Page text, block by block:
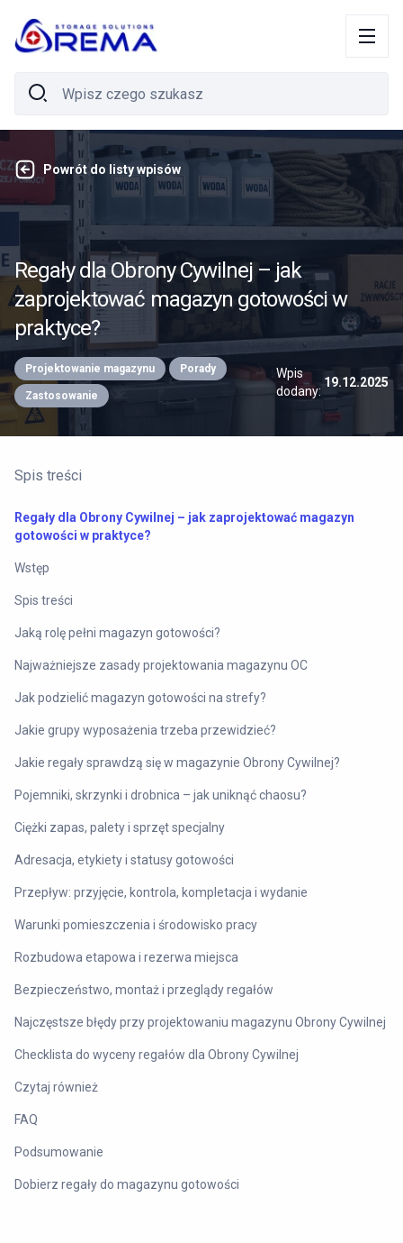
Powrót do listy wpisów
Regały dla Obrony Cywilnej – jak
zaprojektować magazyn gotowości w
praktyce?
Projektowanie magazynu Porady
Zastosowanie
Wpis
dodany:
19.12.2025
Spis treści
Regały dla Obrony Cywilnej – jak zaprojektować magazyn
gotowości w praktyce?
Wstęp
Spis treści
Jaką rolę pełni magazyn gotowości?
Najważniejsze zasady projektowania magazynu OC
Jak podzielić magazyn gotowości na strefy?
Jakie grupy wyposażenia trzeba przewidzieć?
Jakie regały sprawdzą się w magazynie Obrony Cywilnej?
Pojemniki, skrzynki i drobnica – jak uniknąć chaosu?
Ciężki zapas, palety i sprzęt specjalny
Adresacja, etykiety i statusy gotowości
Przepływ: przyjęcie, kontrola, kompletacja i wydanie
Warunki pomieszczenia i środowisko pracy
Rozbudowa etapowa i rezerwa miejsca
Bezpieczeństwo, montaż i przeglądy regałów
Najczęstsze błędy przy projektowaniu magazynu Obrony Cywilnej
Checklista do wyceny regałów dla Obrony Cywilnej
Czytaj również
FAQ
Podsumowanie
Dobierz regały do magazynu gotowości